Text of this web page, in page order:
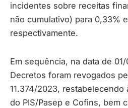
incidentes sobre receitas
não cumulativo) para 0,33%
respectivamente.
Em sequência, na data de
Decretos foram revogados
11.374/2023, restabelecendo
do PIS/Pasep e Cofins, bem